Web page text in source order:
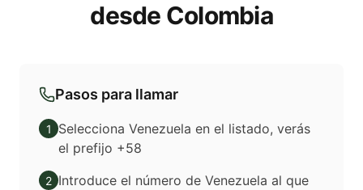
desde Colombia
Pasos para llamar
1
Selecciona Venezuela en el listado, verás
el prefijo +58
2 Introduce el número de Venezuela al que